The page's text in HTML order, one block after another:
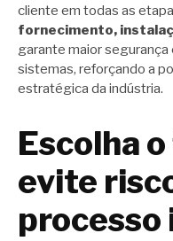
cliente em todas as
fornecimento,
garante maior segurança
sistemas, reforçando a
estratégica da indústria.
Escolha
evite